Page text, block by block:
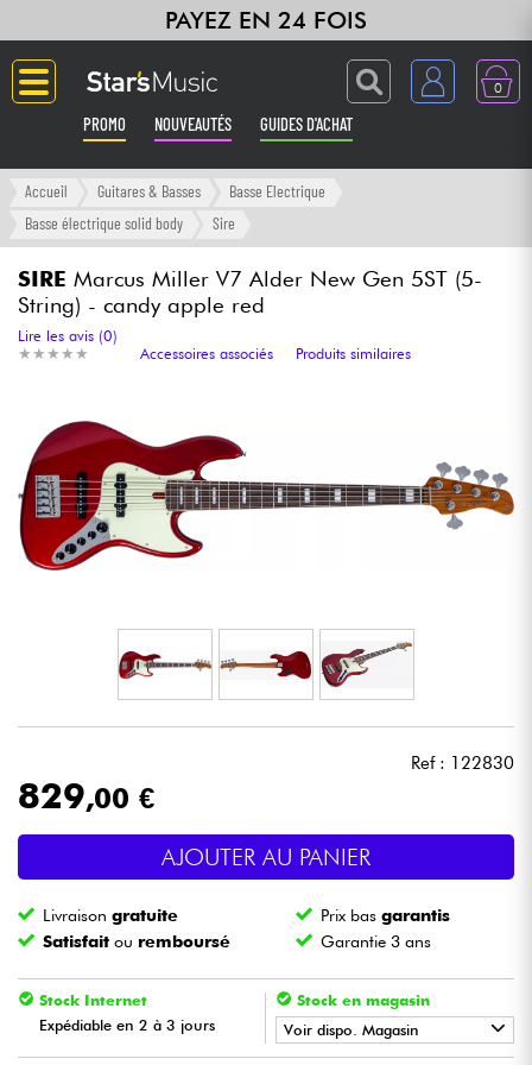
PAYEZ EN 24 FOIS
0
PROMO NOUVEAUTÉS GUIDES D'ACHAT
Langue
Amplis & Effets
Synthés & Sampleurs
Home Studio
Casques
Eclairage
Batteries & Percu
Vents
Violons & Quatuor
Eveil Musical
Accueil Guitares & Basses
Basse Electrique
Basse électrique solid body
Sire
SIRE Marcus Miller V7 Alder New Gen 5ST (5-
String) - candy apple red
★ ★ ★ ★ ★
★ ★ ★ ★ ★
Lire les avis (0)
Accessoires associés
Produits similaires
Ref : 122830
829,00 €
AJOUTER AU PANIER
Livraisongratuite Prix basgarantis
Satisfait ou remboursé Garantie 3 ans
Stock Internet
Expédiable en 2 à 3 jours
Stock en magasin
Voir dispo. Magasin